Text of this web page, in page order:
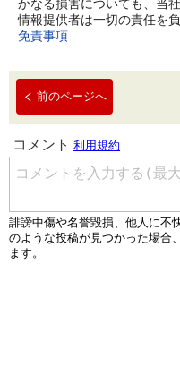
かなる損害についても、当
情報提供者は一切の責任を負
免責事項
前のページへ